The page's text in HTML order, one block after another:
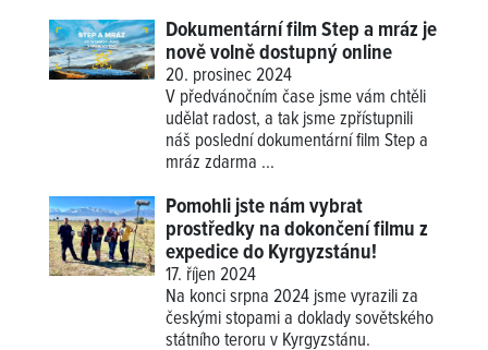
Dokumentární film Step a mráz je
nově volně dostupný online
20. prosinec 2024
V předvánočním čase jsme vám chtěli
udělat radost, a tak jsme zpřístupnili
náš poslední dokumentární film Step a
mráz zdarma ...
Pomohli jste nám vybrat
prostředky na dokončení filmu z
expedice do Kyrgyzstánu!
17. říjen 2024
Na konci srpna 2024 jsme vyrazili za
českými stopami a doklady sovětského
státního teroru v Kyrgyzstánu.